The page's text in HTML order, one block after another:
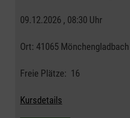
09.12.2026 , 08:30 Uhr
Ort: 41065 Mönchengladbach
Freie Plätze: 16
Kursdetails